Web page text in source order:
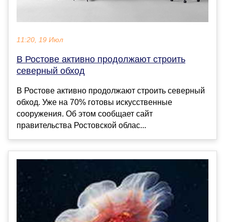
11:20, 19 Июл
В Ростове активно продолжают строить
северный обход
В Ростове активно продолжают строить северный
обход. Уже на 70% готовы искусственные
сооружения. Об этом сообщает сайт
правительства Ростовской облас...